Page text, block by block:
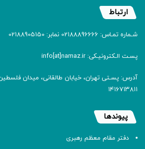
ارتباط
شـماره تمـاس: 02188896666 نمابر: 02188905150
پسـت الـکترونیـکی: info[at]namaz.ir
۱۴۱۶۷۱۳۸۱۱
پیوندها
دفتر مقام معظم رهبری